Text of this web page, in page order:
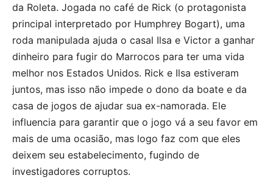
da Roleta. Jogada no café de Rick (o protagonista
principal interpretado por Humphrey Bogart), uma
roda manipulada ajuda o casal Ilsa e Victor a ganhar
dinheiro para fugir do Marrocos para ter uma vida
melhor nos Estados Unidos. Rick e Ilsa estiveram
juntos, mas isso não impede o dono da boate e da
casa de jogos de ajudar sua ex-namorada. Ele
influencia para garantir que o jogo vá a seu favor em
mais de uma ocasião, mas logo faz com que eles
deixem seu estabelecimento, fugindo de
investigadores corruptos.